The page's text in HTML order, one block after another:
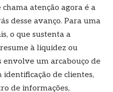
chama atenção agora é a
desse avanço. Para uma
o que sustenta a
à liquidez ou
envolve um arcabouço de
de clientes,
de informações,